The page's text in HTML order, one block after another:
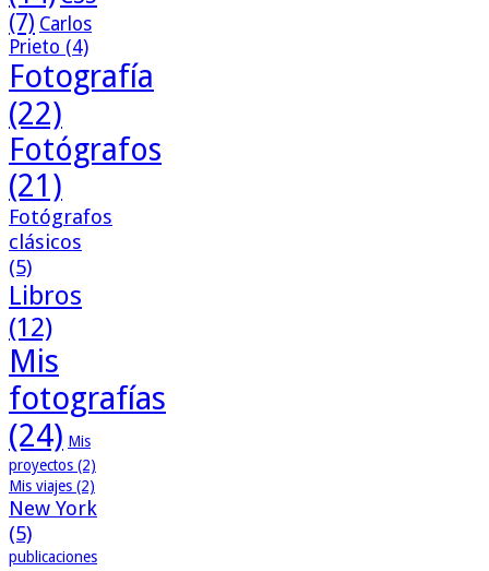
(7) Carlos
Prieto (4)
Fotografía
(22)
Fotógrafos
(21)
Fotógrafos
clásicos
(5)
Libros
(12)
Mis
fotografías
(24) Mis
proyectos (2)
Mis viajes (2)
New York
(5)
publicaciones